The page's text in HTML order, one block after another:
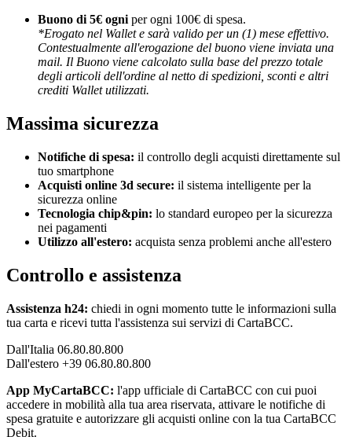
Buono di 5€ ogni per ogni 100€ di spesa.
*Erogato nel Wallet e sarà valido per un (1) mese effettivo.
Contestualmente all'erogazione del buono viene inviata una
mail. Il Buono viene calcolato sulla base del prezzo totale
degli articoli dell'ordine al netto di spedizioni, sconti e altri
crediti Wallet utilizzati.
Massima sicurezza
Notifiche di spesa: il controllo degli acquisti direttamente sul
tuo smartphone
Acquisti online 3d secure: il sistema intelligente per la
sicurezza online
Tecnologia chip&pin: lo standard europeo per la sicurezza
nei pagamenti
Utilizzo all'estero: acquista senza problemi anche all'estero
Controllo e assistenza
Assistenza h24: chiedi in ogni momento tutte le informazioni sulla
tua carta e ricevi tutta l'assistenza sui servizi di CartaBCC.
Dall'Italia 06.80.80.800
Dall'estero +39 06.80.80.800
App MyCartaBCC: l'app ufficiale di CartaBCC con cui puoi
accedere in mobilità alla tua area riservata, attivare le notifiche di
spesa gratuite e autorizzare gli acquisti online con la tua CartaBCC
Debit.